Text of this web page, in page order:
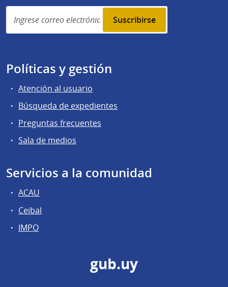
Simplenews
subscription
Políticas y gestión
Atención al usuario
Búsqueda de expedientes
Preguntas frecuentes
Sala de medios
Servicios a la comunidad
ACAU
Ceibal
IMPO
gub.uy